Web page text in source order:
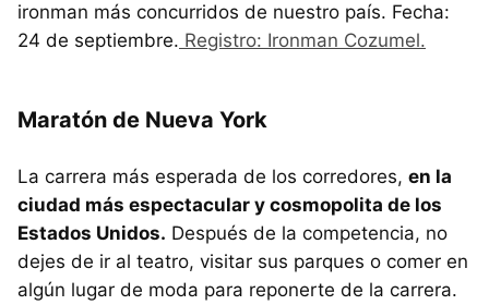
ironman más concurridos de nuestro país. Fecha:
24 de septiembre. Registro: Ironman Cozumel.
Maratón de Nueva York
La carrera más esperada de los corredores, en la
ciudad más espectacular y cosmopolita de los
Estados Unidos. Después de la competencia, no
dejes de ir al teatro, visitar sus parques o comer en
algún lugar de moda para reponerte de la carrera.